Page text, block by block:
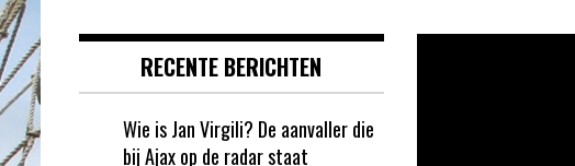
RECENTE BERICHTEN
Wie is Jan Virgili? De aanvaller die
bij Ajax op de radar staat